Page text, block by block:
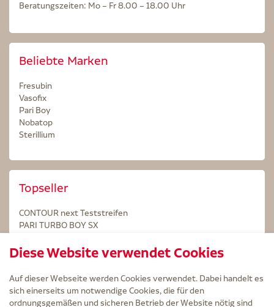
Beratungszeiten: Mo – Fr 8.00 – 18.00 Uhr
Beliebte Marken
Fresubin
Vasofix
Pari Boy
Nobatop
Sterillium
Topseller
CONTOUR next Teststreifen
PARI TURBO BOY SX
Kintex Kinesiologie Tape blau
Diese Website verwendet Cookies
Auf dieser Webseite werden Cookies verwendet. Dabei handelt es
sich einerseits um notwendige Cookies, die für den
ordnungsgemäßen und sicheren Betrieb der Website nötig sind